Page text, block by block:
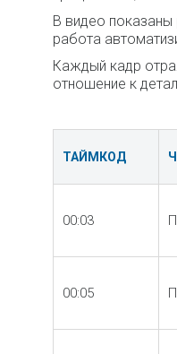
В видео показаны
работа
Каждый кадр
отношение к
ТАЙМКОД
00:03
00:05